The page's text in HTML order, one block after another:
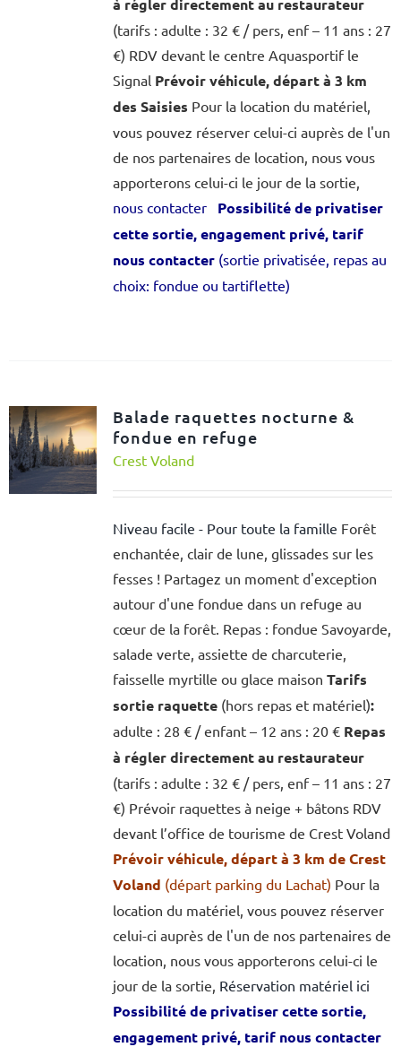
à régler directement au restaurateur
(tarifs : adulte : 32 € / pers, enf – 11 ans : 27
€) RDV devant le centre Aquasportif le
Signal Prévoir véhicule, départ à 3 km
des Saisies Pour la location du matériel,
vous pouvez réserver celui-ci auprès de l'un
de nos partenaires de location, nous vous
apporterons celui-ci le jour de la sortie,
nous contacter
Possibilité de privatiser
cette sortie, engagement privé, tarif
nous contacter (sortie privatisée, repas au
choix: fondue ou tartiflette)
Balade raquettes nocturne &
fondue en refuge
Crest Voland
Niveau facile - Pour toute la famille Forêt
enchantée, clair de lune, glissades sur les
fesses ! Partagez un moment d'exception
autour d'une fondue dans un refuge au
cœur de la forêt. Repas : fondue Savoyarde,
salade verte, assiette de charcuterie,
faisselle myrtille ou glace maison Tarifs
sortie raquette (hors repas et matériel):
adulte : 28 € / enfant – 12 ans : 20 € Repas
à régler directement au restaurateur
(tarifs : adulte : 32 € / pers, enf – 11 ans : 27
€) Prévoir raquettes à neige + bâtons RDV
devant l’office de tourisme de Crest Voland
Prévoir véhicule, départ à 3 km de Crest
Voland (départ parking du Lachat) Pour la
location du matériel, vous pouvez réserver
celui-ci auprès de l'un de nos partenaires de
location, nous vous apporterons celui-ci le
jour de la sortie, Réservation matériel ici
Possibilité de privatiser cette sortie,
engagement privé, tarif nous contacter